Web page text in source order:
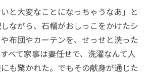
いと大変なことになっちゃうなあ」と
ながら、石榴がおしっこをかけたシ
布団やカーテンを、せっせと洗った
べて家事は妻任せで、洗濯なんて人
も驚かれた。でもその献身が通じた